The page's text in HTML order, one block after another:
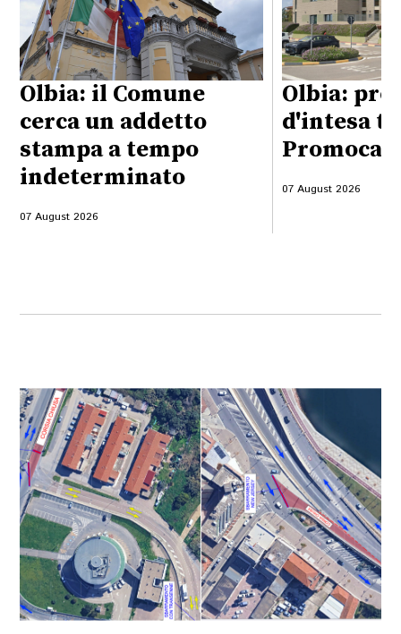
Olbia: il Comune
cerca un addetto
stampa a tempo
indeterminato
07 August 2026
Olbia:
d'intesa
07 August 2026